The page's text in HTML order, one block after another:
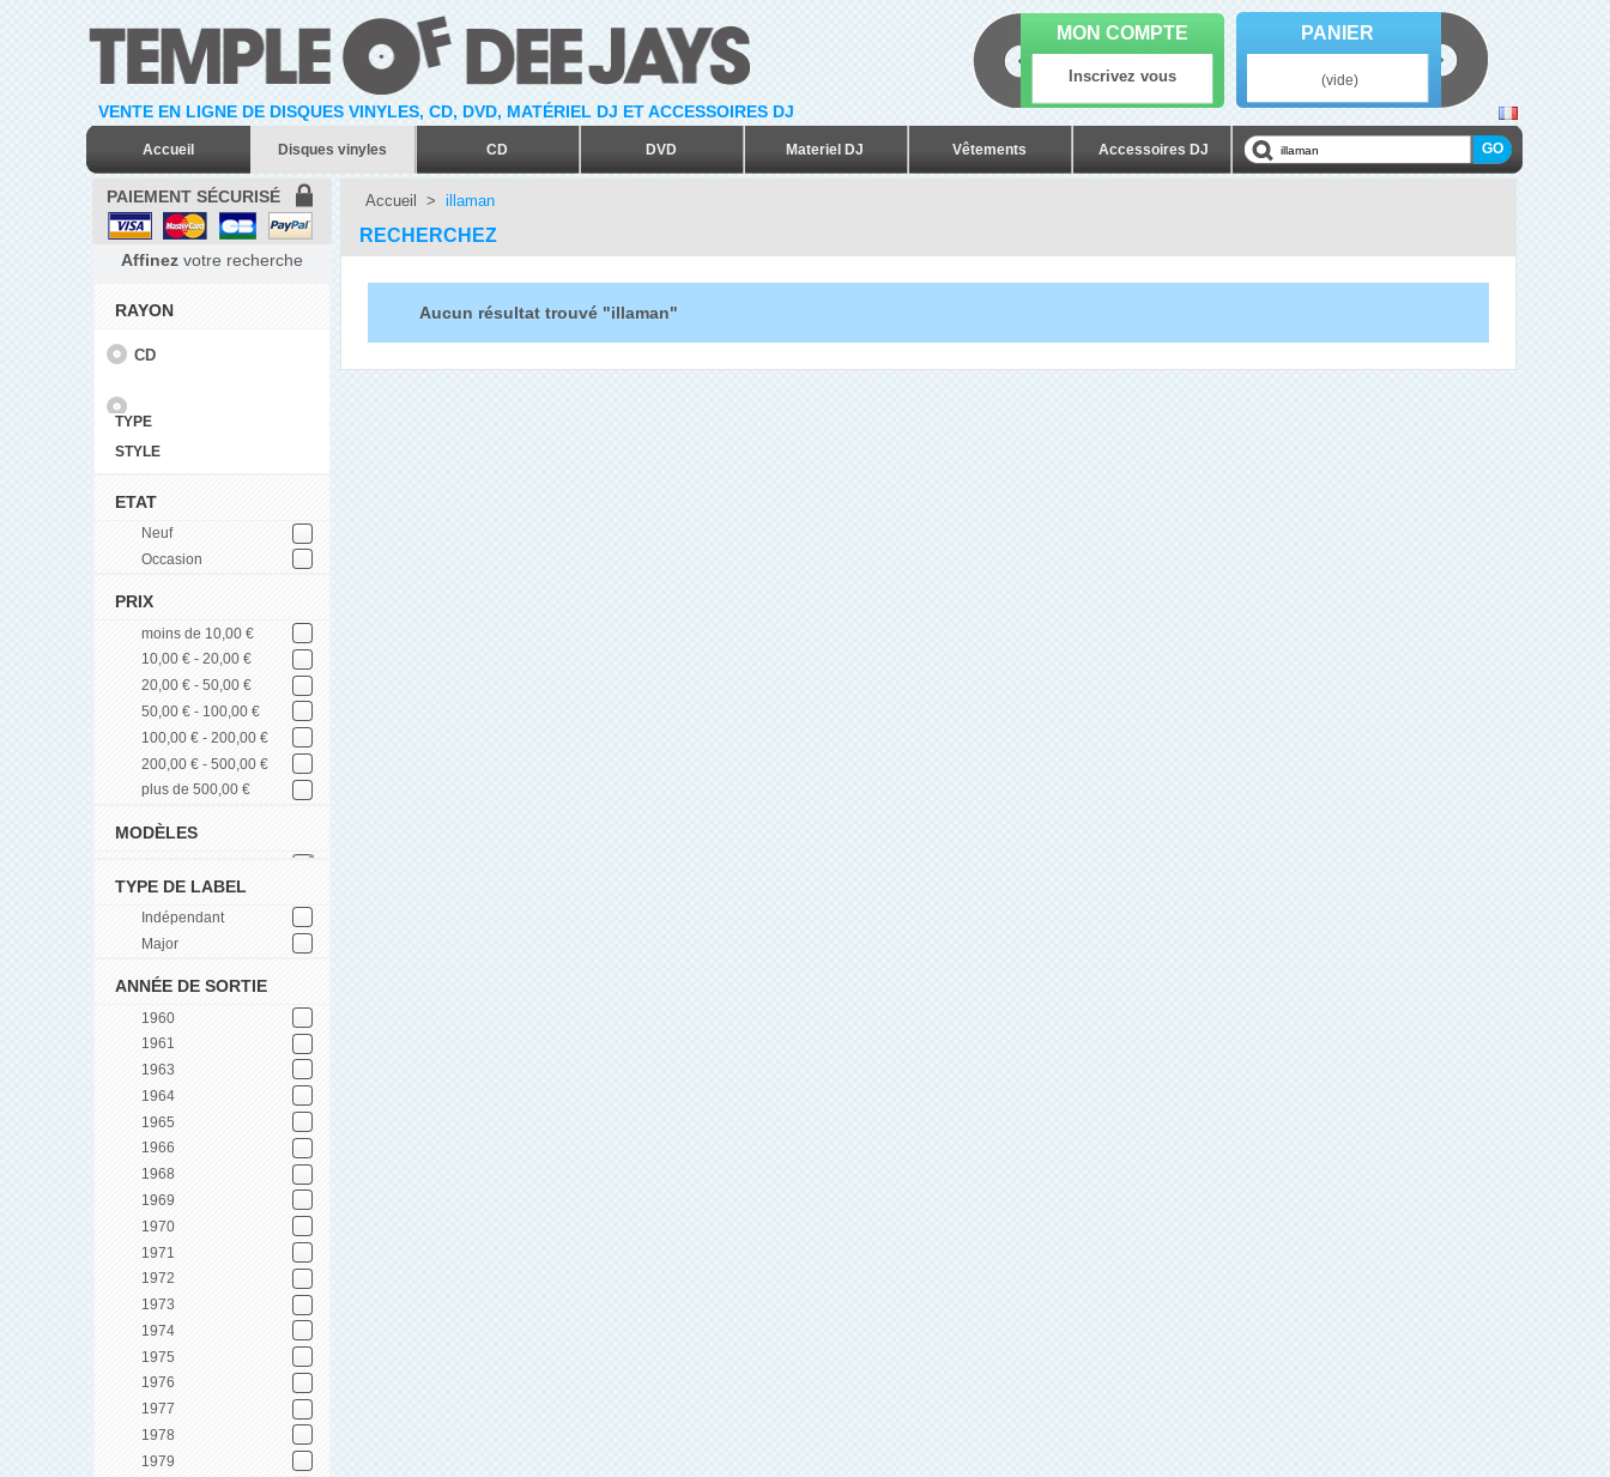
VENTE EN LIGNE DE DISQUES VINYLES, CD, DVD, MATÉRIEL DJ ET ACCESSOIRES DJ
Accueil Disques vinyles CD DVD Materiel DJ Vêtements Accessoires DJ
MON COMPTE
Inscrivez vous
PANIER
(vide)
PAIEMENT SÉCURISÉ
Affinez votre recherche
RAYON
CD
TYPE
STYLE
ETAT
Neuf
Occasion
PRIX
moins de 10,00 €
10,00 € - 20,00 €
20,00 € - 50,00 €
50,00 € - 100,00 €
100,00 € - 200,00 €
200,00 € - 500,00 €
plus de 500,00 €
MODÈLES
TYPE DE LABEL
Indépendant
Major
ANNÉE DE SORTIE
1960
1961
1963
1964
1965
1966
1968
1969
1970
1971
1972
1973
1974
1975
1976
1977
1978
1979
Accueil > illaman
RECHERCHEZ
Aucun résultat trouvé "illaman"